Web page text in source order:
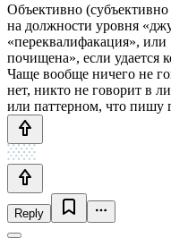
Объективно
на должности уровня
«переквалифакация»,
почищена», если удается
Чаще вообще ничего не
нет, никто не говорит в
или паттерном, что пишу
Reply